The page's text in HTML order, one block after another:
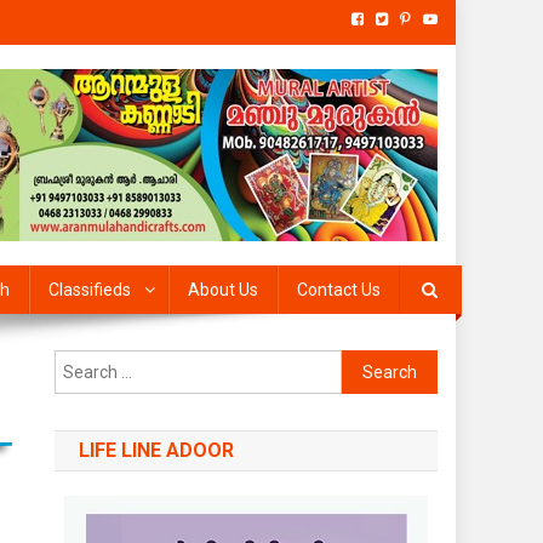
Classifieds About Us Contact Us
Search
for:
LIFE LINE ADOOR